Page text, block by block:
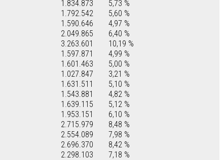
1.834.873
5,73 %
1.792.542
5,60 %
1.590.646
4,97 %
2.049.865
6,40 %
3.263.601
10,19 %
1.597.871
4,99 %
1.601.463
5,00 %
1.027.847
3,21 %
1.631.511
5,10 %
1.543.881
4,82 %
1.639.115
5,12 %
1.953.151
6,10 %
2.715.979
8,48 %
2.554.089
7,98 %
2.696.370
8,42 %
2.298.103 7,18 %